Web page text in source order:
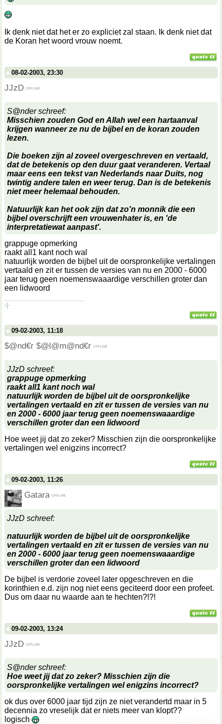
Ik denk niet dat het er zo expliciet zal staan. Ik denk niet dat
de Koran het woord vrouw noemt.
08-02-2003, 23:30
JJzD
S@nder schreef:
Misschien zouden God en Allah wel een hartaanval
krijgen wanneer ze nu de bijbel en de koran zouden
lezen.
Die boeken zijn al zoveel overgeschreven en vertaald,
dat de betekenis op den duur gaat veranderen. Vertaal
maar eens een tekst van Nederlands naar Duits, nog
twintig andere talen en weer terug. Dan is de betekenis
niet meer helemaal behouden.
Natuurlijk kan het ook zijn dat zo'n monnik die een
bijbel overschrijft een vrouwenhater is, en 'de
interpretatiewat aanpast'.
grappuge opmerking
raakt all1 kant noch wal
natuurlijk worden de bijbel uit de oorspronkelijke vertalingen
vertaald en zit er tussen de versies van nu en 2000 - 6000
jaar terug geen noemenswaaardige verschillen groter dan
een lidwoord
-|-
09-02-2003, 11:18
$@nd€r $@l@m@nd€r
JJzD schreef:
grappuge opmerking
raakt all1 kant noch wal
natuurlijk worden de bijbel uit de oorspronkelijke
vertalingen vertaald en zit er tussen de versies van nu
en 2000 - 6000 jaar terug geen noemenswaaardige
verschillen groter dan een lidwoord
Hoe weet jij dat zo zeker? Misschien zijn die oorspronkelijke
vertalingen wel enigzins incorrect?
09-02-2003, 11:26
Gatara
JJzD schreef:
natuurlijk worden de bijbel uit de oorspronkelijke
vertalingen vertaald en zit er tussen de versies van nu
en 2000 - 6000 jaar terug geen noemenswaaardige
verschillen groter dan een lidwoord
De bijbel is verdorie zoveel later opgeschreven en die
korinthien e.d. zijn nog niet eens geciteerd door een profeet.
Dus om daar nu waarde aan te hechten?!?!
09-02-2003, 13:24
JJzD
S@nder schreef:
Hoe weet jij dat zo zeker? Misschien zijn die
oorspronkelijke vertalingen wel enigzins incorrect?
ok dus over 6000 jaar tijd zijn ze niet verandertd maar in 5
decennia zo vreselijk dat er niets meer van klopt??
logisch